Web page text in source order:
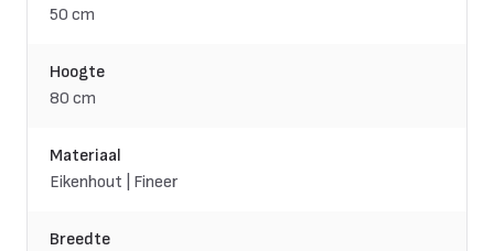
50 cm
Hoogte
80 cm
Materiaal
Eikenhout | Fineer
Breedte